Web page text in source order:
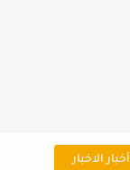
أخبار الاخبار